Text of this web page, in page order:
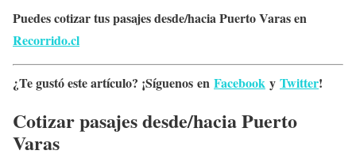
Puedes cotizar tus pasajes desde/hacia Puerto Varas en
Recorrido.cl
¿Te gustó este artículo? ¡Síguenos en Facebook y Twitter!
Cotizar pasajes desde/hacia Puerto
Varas